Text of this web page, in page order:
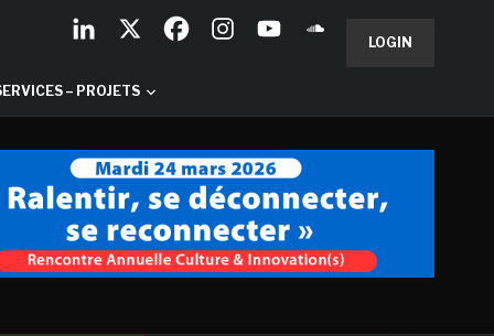
LOGIN
– PROJETS